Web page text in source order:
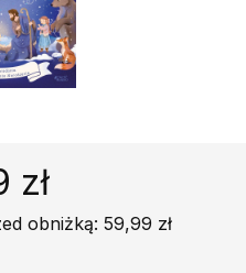
zł
obniżką: 59,99 zł